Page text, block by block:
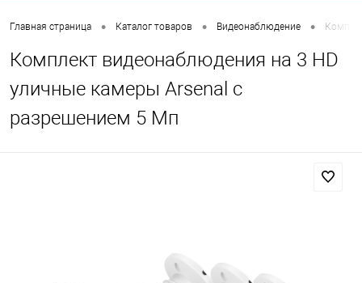
Главная страница • Каталог товаров • Видеонаблюдение •
Комплект видеонаблюдения на 3 HD
уличные камеры Arsenal с
разрешением 5 Мп